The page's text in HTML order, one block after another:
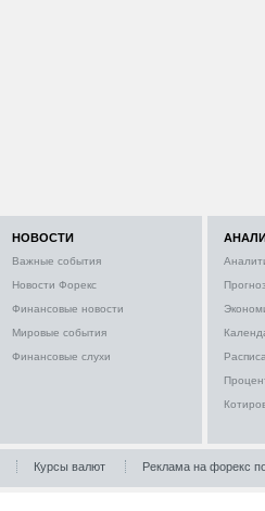
НОВОСТИ
Важные события
Новости Форекс
Финансовые новости
Мировые события
Финансовые слухи
Курсы валют Реклама на форекс